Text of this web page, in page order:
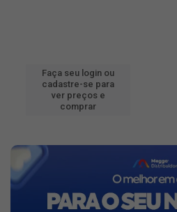
Faça seu login ou
cadastre-se para
ver preços e
comprar